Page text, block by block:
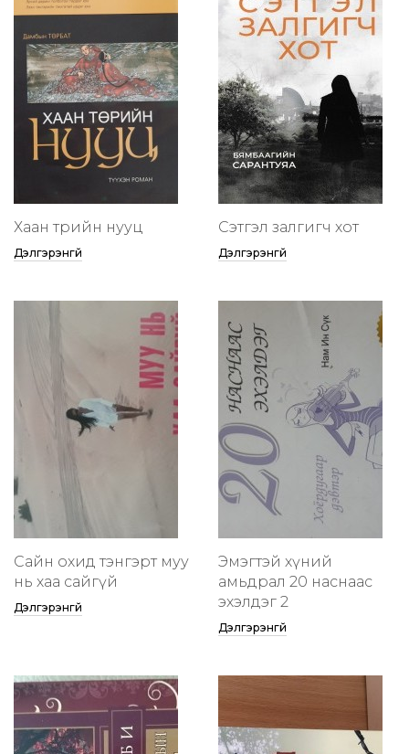
Хаан төрийн нууц
Дэлгэрэнгүй
Сэтгэл залгигч хот
Дэлгэрэнгүй
Сайн охид тэнгэрт муу
нь хаа сайгүй
Дэлгэрэнгүй
Эмэгтэй хүний
амьдрал 20 наснаас
эхэлдэг 2
Дэлгэрэнгүй